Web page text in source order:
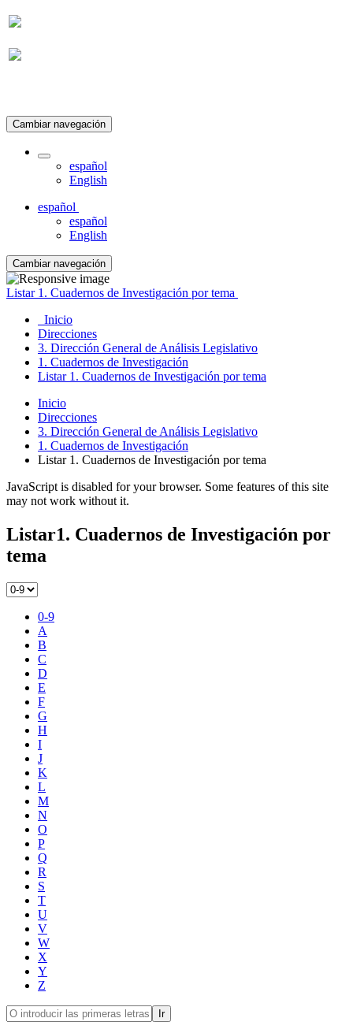
Cambiar navegación
español
English
español
español
English
Cambiar navegación
Listar 1. Cuadernos de Investigación por tema
Inicio
Direcciones
3. Dirección General de Análisis Legislativo
1. Cuadernos de Investigación
Listar 1. Cuadernos de Investigación por tema
Inicio
Direcciones
3. Dirección General de Análisis Legislativo
1. Cuadernos de Investigación
Listar 1. Cuadernos de Investigación por tema
JavaScript is disabled for your browser. Some features of this site
may not work without it.
Listar1. Cuadernos de Investigación por
tema
0-9
A
B
C
D
E
F
G
H
I
J
K
L
M
N
O
P
Q
R
S
T
U
V
W
X
Y
Z
Ir